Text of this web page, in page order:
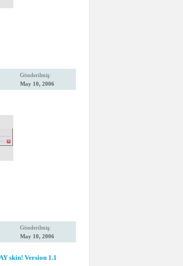
Gönderilmiş:
May 10, 2006
Gönderilmiş:
May 10, 2006
skin! Version 1.1